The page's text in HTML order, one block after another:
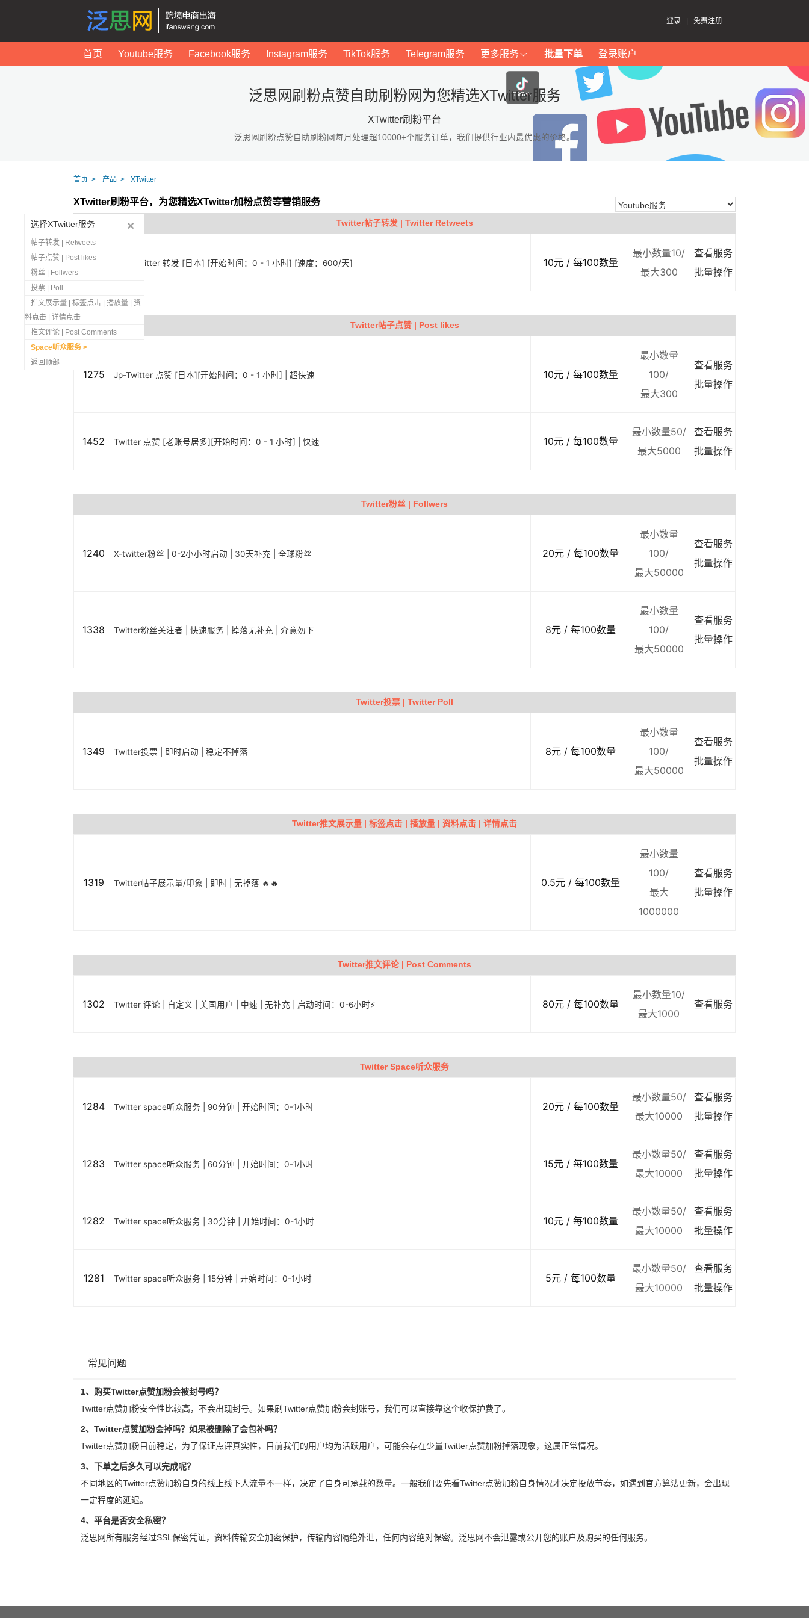
登录 免费注册
首页 Youtube服务 Facebook服务 Instagram服务 TikTok服务 Telegram服务 更多服务 批量下单 登录账户
泛思网刷粉点赞自助刷粉网为您精选XTwitter服务
XTwitter刷粉平台
泛思网刷粉点赞自助刷粉网每月处理超10000+个服务订单，我们提供行业内最优惠的价格。
首页 产品 XTwitter
XTwitter刷粉平台，为您精选XTwitter加粉点赞等营销服务
Twitter帖子转发 | Twitter Retweets
1279 🇯🇵 Twitter 转发 [日本] [开始时间：0 - 1 小时] [速度：600/天] 10元 / 每100数量
最小数量10/
最大300
查看服务
批量操作
Twitter帖子点赞 | Post likes
1275 Jp-Twitter 点赞 [日本][开始时间：0 - 1 小时] | 超快速 10元 / 每100数量
最小数量
100/
最大300
查看服务
批量操作
1452 Twitter 点赞 [老账号居多][开始时间：0 - 1 小时] | 快速 10元 / 每100数量
最小数量50/
最大5000
查看服务
批量操作
Twitter粉丝 | Follwers
1240 X-twitter粉丝 | 0-2小小时启动 | 30天补充 | 全球粉丝 20元 / 每100数量
最小数量
100/
最大50000
查看服务
批量操作
1338 Twitter粉丝关注者 | 快速服务 | 掉落无补充 | 介意勿下 8元 / 每100数量
最小数量
100/
最大50000
查看服务
批量操作
Twitter投票 | Twitter Poll
1349 Twitter投票 | 即时启动 | 稳定不掉落 8元 / 每100数量
最小数量
100/
最大50000
查看服务
批量操作
Twitter推文展示量 | 标签点击 | 播放量 | 资料点击 | 详情点击
1319 Twitter帖子展示量/印象 | 即时 | 无掉落 🔥🔥 0.5元 / 每100数量
最小数量
100/
最大
1000000
查看服务
批量操作
Twitter推文评论 | Post Comments
1302 Twitter 评论 | 自定义 | 美国用户 | 中速 | 无补充 | 启动时间：0-6小时⚡️ 80元 / 每100数量
最小数量10/
最大1000
查看服务
Twitter Space听众服务
1284 Twitter space听众服务 | 90分钟 | 开始时间：0-1小时 20元 / 每100数量
最小数量50/
最大10000
查看服务
批量操作
1283 Twitter space听众服务 | 60分钟 | 开始时间：0-1小时 15元 / 每100数量
最小数量50/
最大10000
查看服务
批量操作
1282 Twitter space听众服务 | 30分钟 | 开始时间：0-1小时 10元 / 每100数量
最小数量50/
最大10000
查看服务
批量操作
1281 Twitter space听众服务 | 15分钟 | 开始时间：0-1小时 5元 / 每100数量
最小数量50/
最大10000
查看服务
批量操作
常见问题
1、购买Twitter点赞加粉会被封号吗？
Twitter点赞加粉安全性比较高，不会出现封号。如果刷Twitter点赞加粉会封账号，我们可以直接靠这个收保护费了。
2、Twitter点赞加粉会掉吗？如果被删除了会包补吗？
Twitter点赞加粉目前稳定，为了保证点评真实性，目前我们的用户均为活跃用户，可能会存在少量Twitter点赞加粉掉落现象，这属正常情况。
3、下单之后多久可以完成呢？
不同地区的Twitter点赞加粉自身的线上线下人流量不一样，决定了自身可承载的数量。一般我们要先看Twitter点赞加粉自身情况才决定投放节奏，如遇到官方算法更新，会出现
一定程度的延迟。
4、平台是否安全私密？
泛思网所有服务经过SSL保密凭证，资料传输安全加密保护，传输内容隔绝外泄，任何内容绝对保密。泛思网不会泄露或公开您的账户及购买的任何服务。
选择XTwitter服务
帖子转发 | Retweets
帖子点赞 | Post likes
粉丝 | Follwers
投票 | Poll
推文展示量 | 标签点击 | 播放量 | 资
料点击 | 详情点击
推文评论 | Post Comments
Space听众服务
返回顶部